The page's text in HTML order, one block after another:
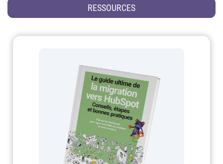
RESSOURCES